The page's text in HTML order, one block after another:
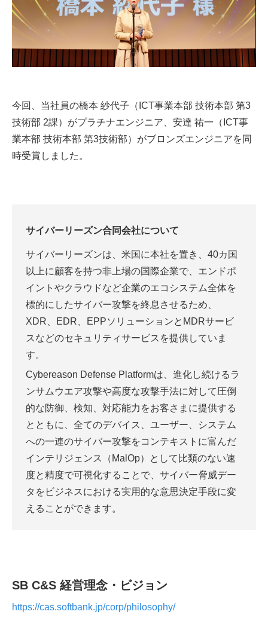
今回、当社員の橋本 紗代子（ICT事業本部 技術本部 第3
技術部 2課）がプラチナエンジニア、安達 祐一（ICT事
業本部 技術本部 第3技術部）がブロンズエンジニアを同
時受賞しました。
サイバーリーズン合同会社について
サイバーリーズンは、米国に本社を置き、40カ国
以上に顧客を持つ非上場の国際企業で、エンドポ
イントやクラウドなど企業のエコシステム全体を
標的にしたサイバー攻撃を終息させるため、
XDR、EDR、EPPソリューションとMDRサービ
スなどのセキュリティサービスを提供していま
す。
Cybereason Defense Platformは、進化し続けるラ
ンサムウエア攻撃や高度な攻撃手法に対して圧倒
的な防御、検知、対応能力をお客さまに提供する
とともに、全てのデバイス、ユーザー、システム
への一連のサイバー攻撃をコンテキストに富んだ
インテリジェンス（MalOp）として比類のない速
度と精度で可視化することで、サイバー脅威デー
タをビジネスにおける実用的な意思決定手段に変
えることができます。
SB C&S 経営理念・ビジョン
https://cas.softbank.jp/corp/philosophy/